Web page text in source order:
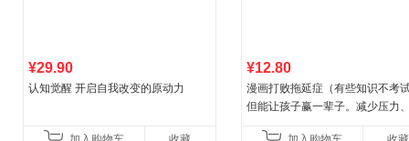
¥29.90
认知觉醒 开启自我改变的原动力
¥12.80
漫画打败拖延症（有些知识不考
但能让孩子赢一辈子。减少压力